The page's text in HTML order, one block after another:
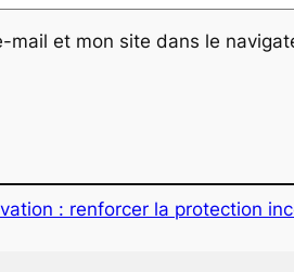
mail et mon site dans le
: renforcer la protection